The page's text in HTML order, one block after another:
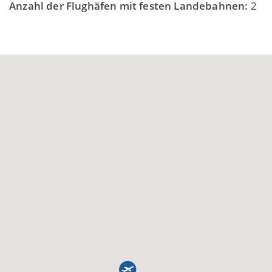
Anzahl der Flughäfen mit festen Landebahnen: 2